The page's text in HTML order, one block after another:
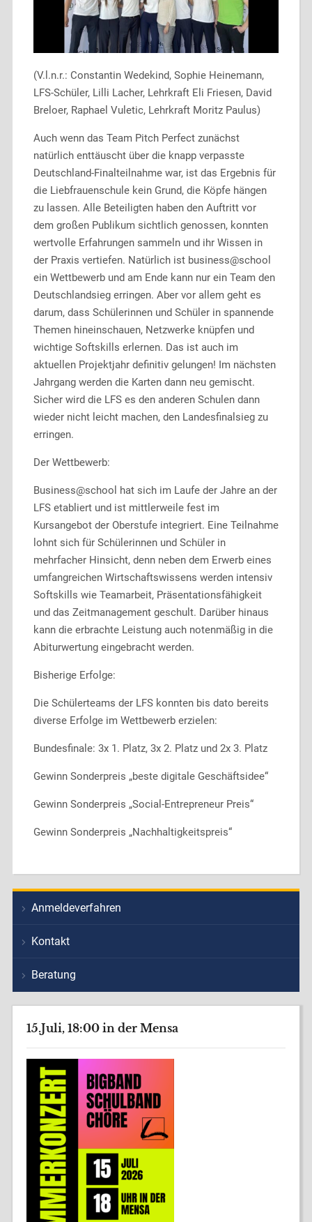
(V.l.n.r.: Constantin Wedekind, Sophie Heinemann,
LFS-Schüler, Lilli Lacher, Lehrkraft Eli Friesen, David
Breloer, Raphael Vuletic, Lehrkraft Moritz Paulus)
Auch wenn das Team Pitch Perfect zunächst
natürlich enttäuscht über die knapp verpasste
Deutschland-Finalteilnahme war, ist das Ergebnis für
die Liebfrauenschule kein Grund, die Köpfe hängen
zu lassen. Alle Beteiligten haben den Auftritt vor
dem großen Publikum sichtlich genossen, konnten
wertvolle Erfahrungen sammeln und ihr Wissen in
der Praxis vertiefen. Natürlich ist business@school
ein Wettbewerb und am Ende kann nur ein Team den
Deutschlandsieg erringen. Aber vor allem geht es
darum, dass Schülerinnen und Schüler in spannende
Themen hineinschauen, Netzwerke knüpfen und
wichtige Softskills erlernen. Das ist auch im
aktuellen Projektjahr definitiv gelungen! Im nächsten
Jahrgang werden die Karten dann neu gemischt.
Sicher wird die LFS es den anderen Schulen dann
wieder nicht leicht machen, den Landesfinalsieg zu
erringen.
Der Wettbewerb:
Business@school hat sich im Laufe der Jahre an der
LFS etabliert und ist mittlerweile fest im
Kursangebot der Oberstufe integriert. Eine Teilnahme
lohnt sich für Schülerinnen und Schüler in
mehrfacher Hinsicht, denn neben dem Erwerb eines
umfangreichen Wirtschaftswissens werden intensiv
Softskills wie Teamarbeit, Präsentationsfähigkeit
und das Zeitmanagement geschult. Darüber hinaus
kann die erbrachte Leistung auch notenmäßig in die
Abiturwertung eingebracht werden.
Bisherige Erfolge:
Die Schülerteams der LFS konnten bis dato bereits
diverse Erfolge im Wettbewerb erzielen:
Bundesfinale: 3x 1. Platz, 3x 2. Platz und 2x 3. Platz
Gewinn Sonderpreis „beste digitale Geschäftsidee“
Gewinn Sonderpreis „Social-Entrepreneur Preis“
Gewinn Sonderpreis „Nachhaltigkeitspreis“
Anmeldeverfahren
Kontakt
Beratung
15.Juli, 18:00 in der Mensa